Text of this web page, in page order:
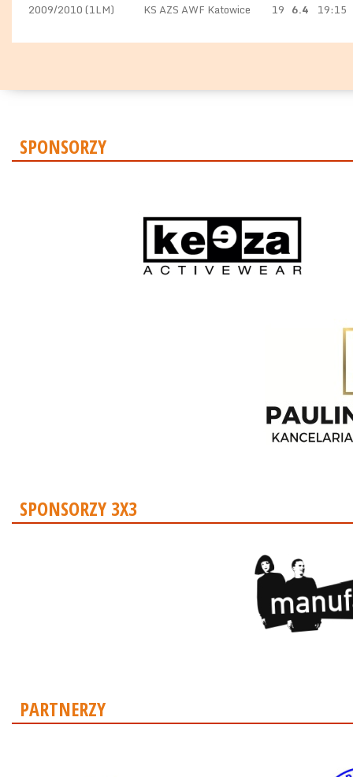
2009/2010 (1LM)
KS AZS AWF Katowice 19 6.4 19:15
SPONSORZY
SPONSORZY 3X3
PARTNERZY